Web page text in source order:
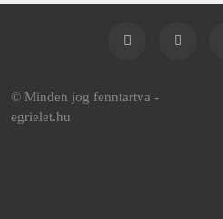
© Minden jog fenntartva -
egrielet.hu